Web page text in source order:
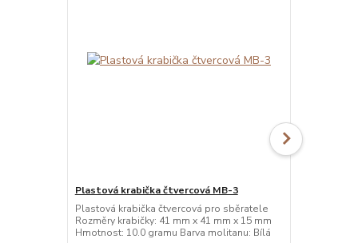
Plastová krabička čtvercová MB-3
Plastová krabička čtvercová pro sběratele
Rozměry krabičky: 41 mm x 41 mm x 15 mm
Hmotnost: 10.0 gramu Barva molitanu: Bílá